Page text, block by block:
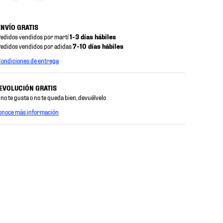
GRATIS
vendidos por martí1-3 días hábiles
vendidos por adidas7-10 días hábiles
de entrega
GRATIS
te gusta o no te queda bien, devuélvelo
más información